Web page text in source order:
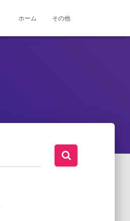
ホーム その他